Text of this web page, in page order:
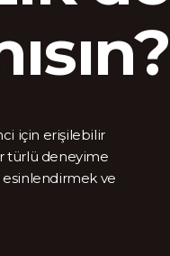
için erişilebilir
türlü deneyime
esinlendirmek ve